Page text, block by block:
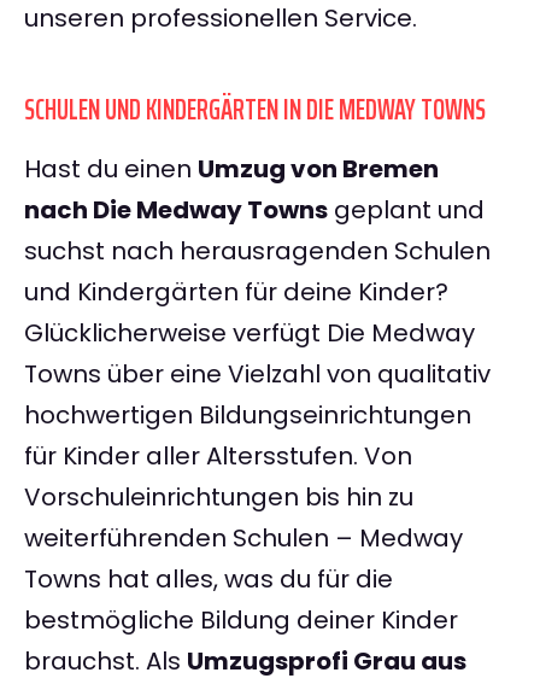
unseren professionellen Service.
SCHULEN UND KINDERGÄRTEN IN DIE MEDWAY TOWNS
Hast du einen Umzug von Bremen
nach Die Medway Towns geplant und
suchst nach herausragenden Schulen
und Kindergärten für deine Kinder?
Glücklicherweise verfügt Die Medway
Towns über eine Vielzahl von qualitativ
hochwertigen Bildungseinrichtungen
für Kinder aller Altersstufen. Von
Vorschuleinrichtungen bis hin zu
weiterführenden Schulen – Medway
Towns hat alles, was du für die
bestmögliche Bildung deiner Kinder
brauchst. Als Umzugsprofi Grau aus